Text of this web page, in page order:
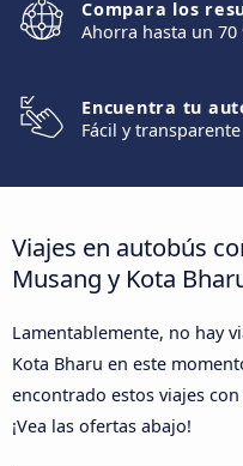
Compara los
Ahorra hasta un 70
Encuentra tu
Fácil y transparente
Viajes en autobús
Musang y Kota
Lamentablemente, no hay
Kota Bharu en este
encontrado estos viajes
¡Vea las ofertas abajo!